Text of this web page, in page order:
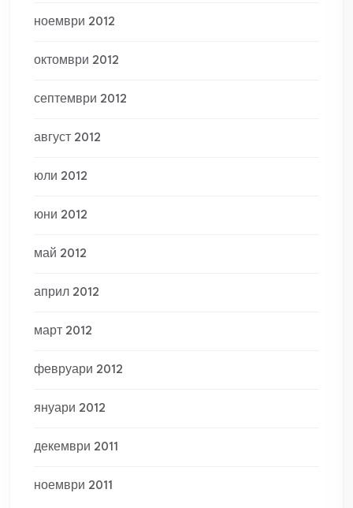
ноември 2012
октомври 2012
септември 2012
август 2012
юли 2012
юни 2012
май 2012
април 2012
март 2012
февруари 2012
януари 2012
декември 2011
ноември 2011